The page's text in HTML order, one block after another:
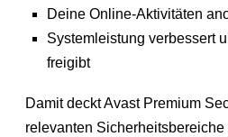
Deine Online-Aktivitäten
Systemleistung verbessert
freigibt
Damit deckt Avast Premium
relevanten